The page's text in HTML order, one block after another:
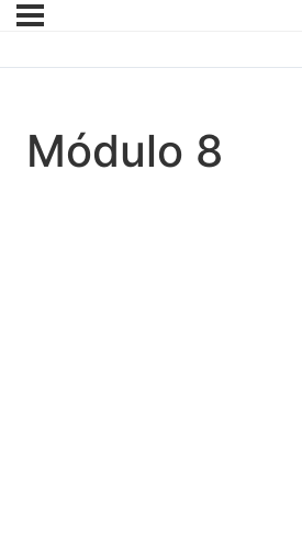
Módulo 8